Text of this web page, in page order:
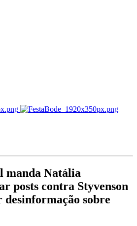
manda Natália
posts contra Styvenson
desinformação sobre